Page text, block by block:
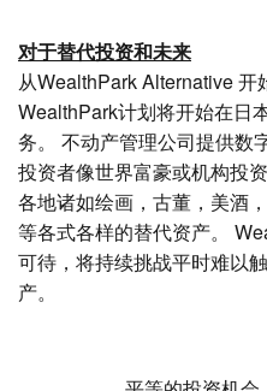
对于替代投资和未来
从WealthPark Alternative 开
WealthPark计划将开始在日
务。 不动产管理公司提供数
投资者像世界富豪或机构投
各地诸如绘画，古董，美酒
等各式各样的替代资产。
可待，将持续挑战平时难以
产。